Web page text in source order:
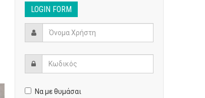
LOGIN FORM
Να με θυμάσαι